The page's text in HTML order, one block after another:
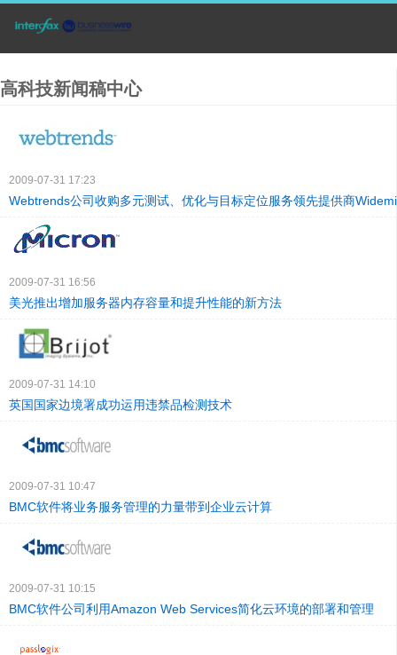
高科技新闻稿中心
2009-07-31 17:23
Webtrends公司收购多元测试、优化与目标定位服务领先提供商
2009-07-31 16:56
美光推出增加服务器内存容量和提升性能的新方法
2009-07-31 14:10
英国国家边境署成功运用违禁品检测技术
2009-07-31 10:47
BMC软件将业务服务管理的力量带到企业云计算
2009-07-31 10:15
BMC软件公司利用Amazon Web Services简化云环境的部署和管理